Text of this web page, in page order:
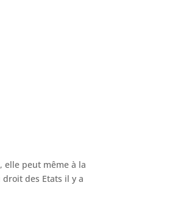
elle peut même à la
des Etats il y a